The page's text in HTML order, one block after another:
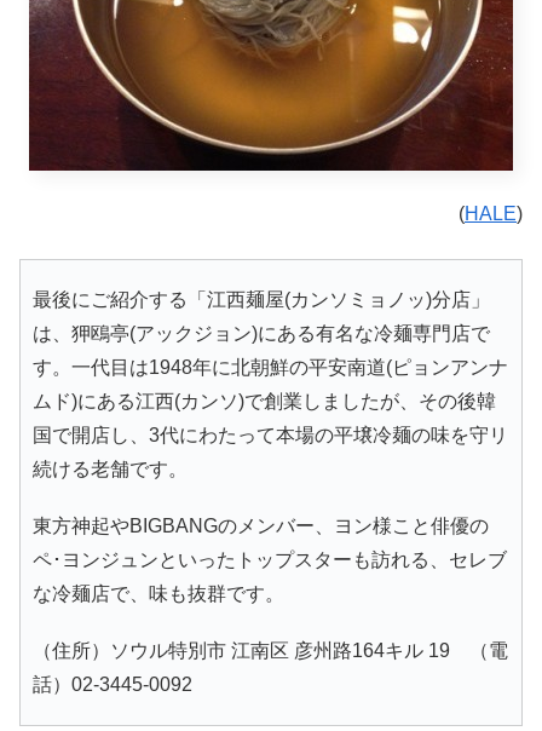
(HALE)
最後にご紹介する「江西麺屋(カンソミョノッ)分店」
は、狎鴎亭(アックジョン)にある有名な冷麺専門店で
す。一代目は1948年に北朝鮮の平安南道(ピョンアンナ
ムド)にある江西(カンソ)で創業しましたが、その後韓
国で開店し、3代にわたって本場の平壌冷麺の味を守リ
続ける老舗です。
東方神起やBIGBANGのメンバー、ヨン様こと俳優の
ペ･ヨンジュンといったトップスターも訪れる、セレブ
な冷麺店で、味も抜群です。
（住所）ソウル特別市 江南区 彦州路164キル 19 （電
話）02-3445-0092